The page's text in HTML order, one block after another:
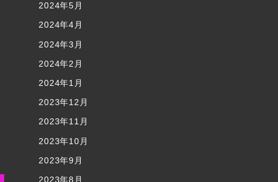
2024年5月
2024年4月
2024年3月
2024年2月
2024年1月
2023年12月
2023年11月
2023年10月
2023年9月
2023年8月